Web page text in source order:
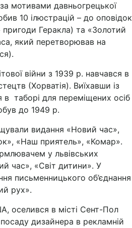
мотивами давньогрецької
10 ілюстрацій – до оповідок
пригоди Геракла) та «Золотий
який перетворював на
війни з 1939 р. навчався в
(Хорватія). Виїхавши із
в таборі для переміщених осіб
до 1949 р.
видання «Новий час»,
«Наш приятель», «Комар».
у львівських
час», «Світ дитини». У
письменницького об’єднання
рух».
оселився в місті Сент-Пол
дизайнера в рекламній